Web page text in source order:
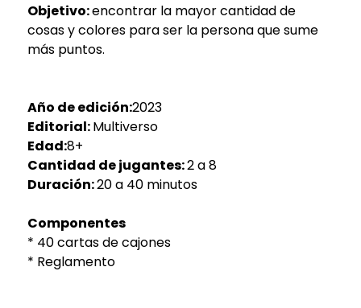
Objetivo:encontrar la mayor cantidad de
cosas y colores para ser la persona que sume
más puntos.
Año de edición:2023
Editorial:Multiverso
Edad:8+
Cantidad de jugantes:2 a 8
Duración:20 a 40 minutos
Componentes
* 40 cartas de cajones
* Reglamento